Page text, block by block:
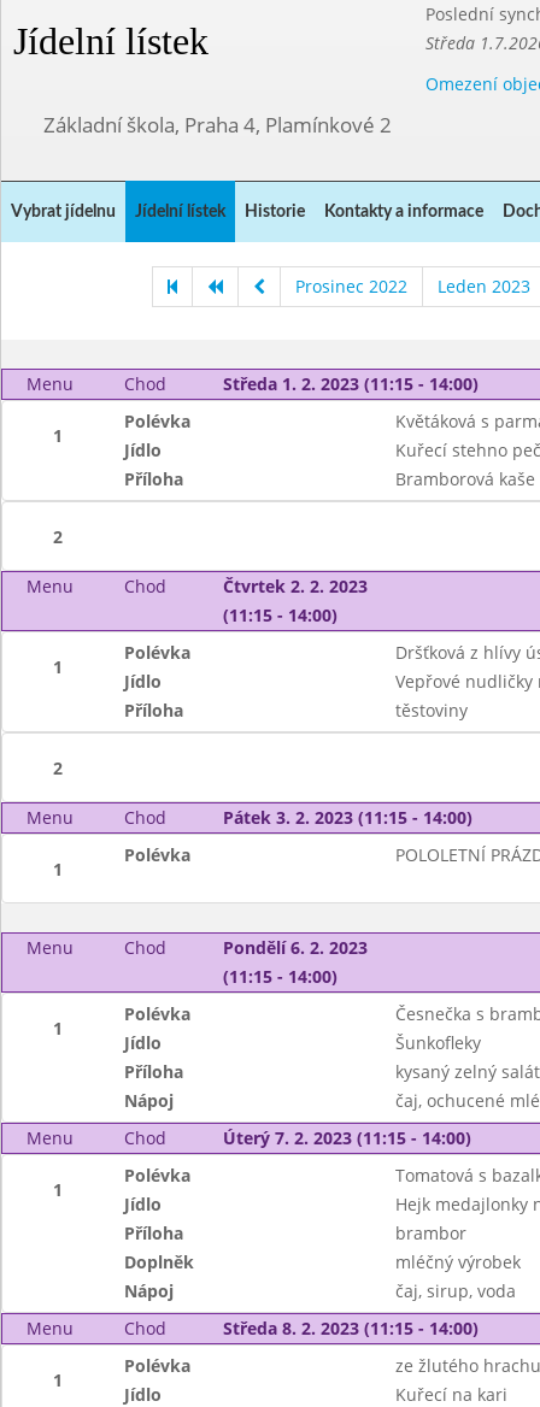
Jídelní lístek
Poslední
Středa
Omezení
Základní škola, Praha 4, Plamínkové 2
Vybrat jídelnu Jídelní lístek Historie Kontakty a informace
Prosinec 2022 Leden 2023
Menu Chod Středa 1. 2. 2023 (11:15 - 14:00)
1
Polévka
Květáková s
Jídlo
Kuřecí stehno
Příloha
Bramborová kaše
2
Menu Chod
Čtvrtek 2. 2. 2023
(11:15 - 14:00)
1
Polévka
Dršťková z hlívy
Jídlo
Vepřové nudličky
Příloha
těstoviny
2
Menu Chod Pátek 3. 2. 2023 (11:15 - 14:00)
1
Polévka POLOLETNÍ
Menu Chod
Pondělí 6. 2. 2023
(11:15 - 14:00)
1
Polévka
Česnečka s
Jídlo
Šunkofleky
Příloha
kysaný zelný salát
Nápoj
čaj, ochucené
Menu
Chod Úterý 7. 2. 2023 (11:15 - 14:00)
1
Polévka
Tomatová s
Jídlo
Hejk medajlonky
Příloha
brambor
Doplněk
mléčný výrobek
Nápoj
čaj, sirup, voda
Menu
Chod Středa 8. 2. 2023 (11:15 - 14:00)
1
Polévka
ze žlutého
Jídlo
Kuřecí na kari